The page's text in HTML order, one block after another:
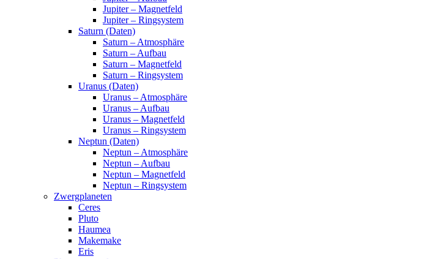
Jupiter – Magnetfeld
Jupiter – Ringsystem
Saturn (Daten)
Saturn – Atmosphäre
Saturn – Aufbau
Saturn – Magnetfeld
Saturn – Ringsystem
Uranus (Daten)
Uranus – Atmosphäre
Uranus – Aufbau
Uranus – Magnetfeld
Uranus – Ringsystem
Neptun (Daten)
Neptun – Atmosphäre
Neptun – Aufbau
Neptun – Magnetfeld
Neptun – Ringsystem
Zwergplaneten
Ceres
Pluto
Haumea
Makemake
Eris